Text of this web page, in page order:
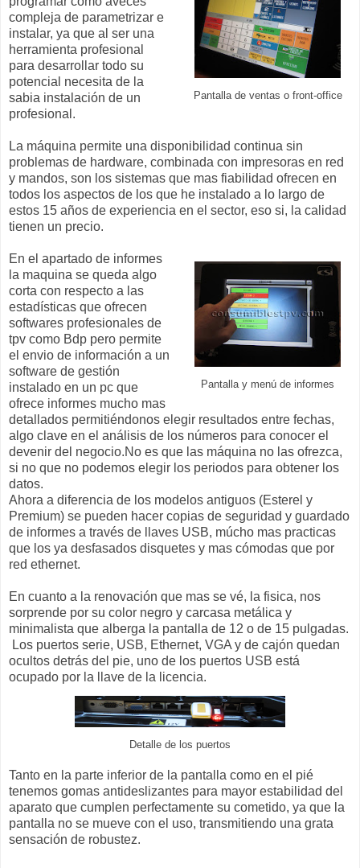
Pantalla de ventas o front-office
compleja de parametrizar e
instalar, ya que al ser una
herramienta profesional
para desarrollar todo su
potencial necesita de la
sabia instalación de un
profesional.
La máquina permite una disponibilidad continua sin
problemas de hardware, combinada con impresoras en red
y mandos, son los sistemas que mas fiabilidad ofrecen en
todos los aspectos de los que he instalado a lo largo de
estos 15 años de experiencia en el sector, eso si, la calidad
tienen un precio.
Pantalla y menú de informes
En el apartado de informes
la maquina se queda algo
corta con respecto a las
estadísticas que ofrecen
softwares profesionales de
tpv como Bdp pero permite
el envio de información a un
software de gestión
instalado en un pc que
ofrece informes mucho mas
detallados permitiéndonos elegir resultados entre fechas,
algo clave en el análisis de los números para conocer el
devenir del negocio.No es que las máquina no las ofrezca,
si no que no podemos elegir los periodos para obtener los
datos.
Ahora a diferencia de los modelos antiguos (Esterel y
Premium) se pueden hacer copias de seguridad y guardado
de informes a través de llaves USB, múcho mas practicas
que los ya desfasados disquetes y mas cómodas que por
red ethernet.
En cuanto a la renovación que mas se vé, la fisica, nos
sorprende por su color negro y carcasa metálica y
minimalista que alberga la pantalla de 12 o de 15 pulgadas.
Los puertos serie, USB, Ethernet, VGA y de cajón quedan
ocultos detrás del pie, uno de los puertos USB está
ocupado por la llave de la licencia.
Detalle de los puertos
Tanto en la parte inferior de la pantalla como en el pié
tenemos gomas antideslizantes para mayor estabilidad del
aparato que cumplen perfectamente su cometido, ya que la
pantalla no se mueve con el uso, transmitiendo una grata
sensación de robustez.